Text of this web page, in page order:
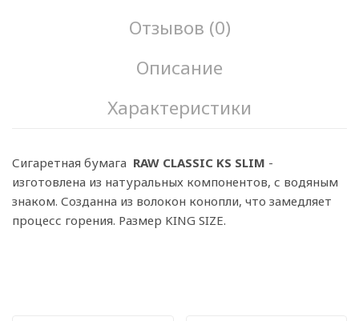
Отзывов (0)
Описание
Характеристики
Сигаретная бумага RAW CLASSIC KS SLIM -
изготовлена из натуральных компонентов, с водяным
знаком. Созданна из волокон конопли, что замедляет
процесс горения. Размер KING SIZE.